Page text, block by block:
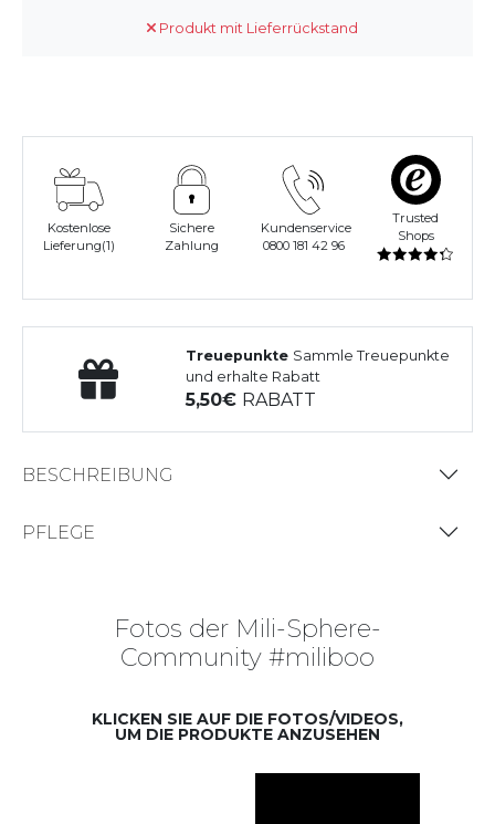
Produkt mit Lieferrückstand
Kostenlose
Lieferung(1)
Sichere
Zahlung
Kundenservice
0800 181 42 96
Trusted
Shops
Treuepunkte Sammle Treuepunkte
und erhalte Rabatt
5,50 RABATT
BESCHREIBUNG
PFLEGE
Fotos der Mili-Sphere-
Community #miliboo
KLICKEN SIE AUF DIE FOTOS/VIDEOS,
UM DIE PRODUKTE ANZUSEHEN